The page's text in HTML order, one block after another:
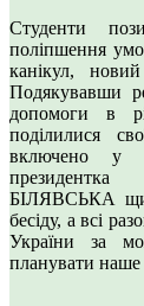
Студенти
поліпшення
канікул,
Подякувавши
допомоги в
поділилися
включено у
президентка
БІЛЯВСЬКА
бесіду, а всі
України за
планувати